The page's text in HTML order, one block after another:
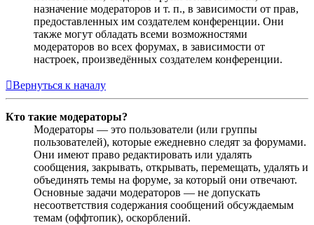
назначение модераторов и т. п., в зависимости от прав,
предоставленных им создателем конференции. Они
также могут обладать всеми возможностями
модераторов во всех форумах, в зависимости от
настроек, произведённых создателем конференции.
Вернуться к началу
Кто такие модераторы?
Модераторы — это пользователи (или группы
пользователей), которые ежедневно следят за форумами.
Они имеют право редактировать или удалять
сообщения, закрывать, открывать, перемещать, удалять и
объединять темы на форуме, за который они отвечают.
Основные задачи модераторов — не допускать
несоответствия содержания сообщений обсуждаемым
темам (оффтопик), оскорблений.